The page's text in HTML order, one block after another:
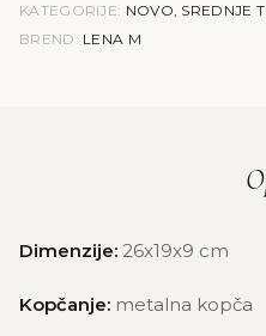
KATEGORIJE: NOVO, SREDNJE
BREND: LENA M
Dimenzije: 26x19x9 cm
Kopčanje: metalna kopča